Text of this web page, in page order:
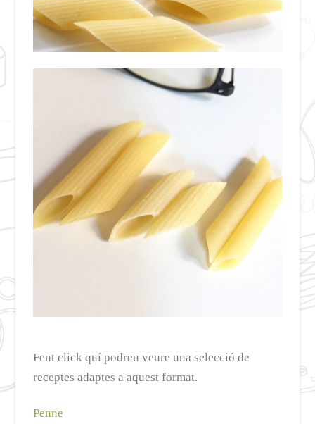
Fent click quí podreu veure una selecció de
receptes adaptes a aquest format.
Penne